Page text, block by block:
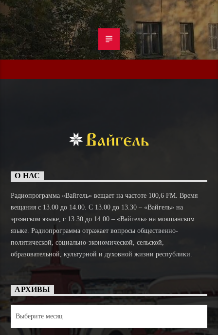
О НАС
Радиопрограмма «Вайгель» вещает на частоте 100,6 FM. Время
вещания с 13.00 до 14.00. C 13.00 до 13.30 – «Вайгель» на
эрзянском языке, с 13.30 до 14.00 – «Вайгель» на мокшанском
языке. Радиопрограмма отражает вопросы общественно-
политической, социально-экономической, сельской,
образовательной, культурной и духовной жизни республики.
АРХИВЫ